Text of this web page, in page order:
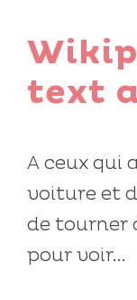
text
A ceux qui
voiture et
de tourner
pour voir...